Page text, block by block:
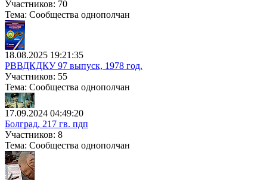
Участников: 70
Тема: Сообщества однополчан
18.08.2025 19:21:35
РВВДКДКУ 97 выпуск, 1978 год.
Участников: 55
Тема: Сообщества однополчан
17.09.2024 04:49:20
Болград, 217 гв. пдп
Участников: 8
Тема: Сообщества однополчан